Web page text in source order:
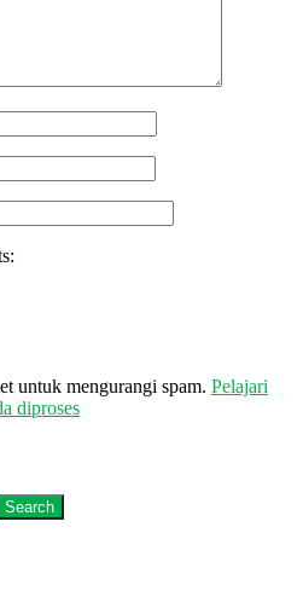
untuk mengurangi spam. Pelajari
diproses